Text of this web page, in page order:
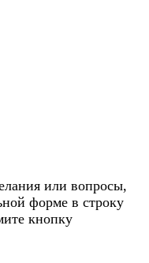
или вопросы,
форме в строку
кнопку